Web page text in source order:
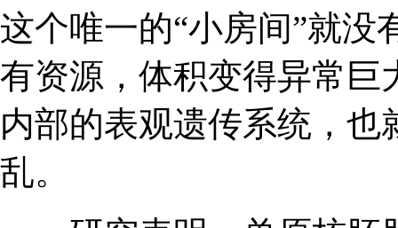
这个唯一的“小房间”就
有资源，体积变得异常巨
内部的表观遗传系统，也
乱。